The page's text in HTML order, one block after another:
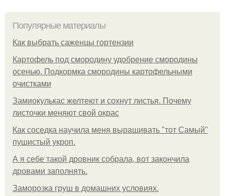
Популярные материалы
Как выбрать саженцы гортензии
Картофель под смородину удобрение смородины
осенью. Подкормка смородины картофельными
очистками
Замиокулькас желтеют и сохнут листья. Почему
листочки меняют свой окрас
Как соседка научила меня выращивать "тот Самый"
пушистый укроп.
А я себе такой дровник собрала, вот закончила
дровами заполнять.
Заморозка груш в домашних условиях.